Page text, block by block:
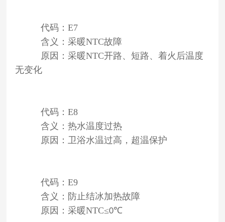
代码：E7
含义：采暖NTC故障
原因：采暖NTC开路、短路、着火后温度
无变化
代码：E8
含义：热水温度过热
原因：卫浴水温过高，超温保护
代码：E9
含义：防止结冰加热故障
原因：采暖NTC≤0℃